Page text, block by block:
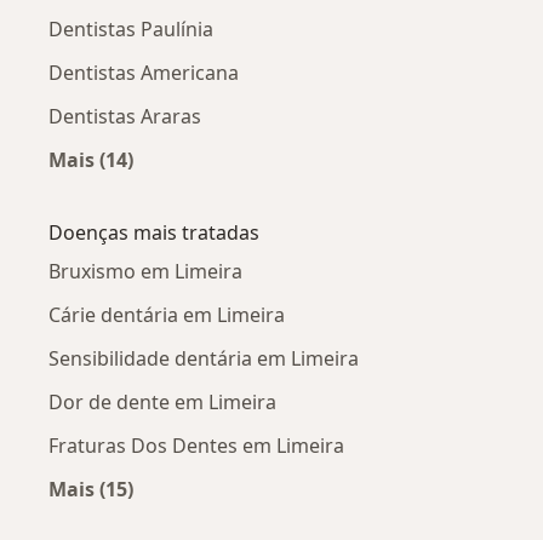
Dentistas Paulínia
Dentistas Americana
Dentistas Araras
Mais (14)
Doenças mais tratadas
Bruxismo em Limeira
Cárie dentária em Limeira
Sensibilidade dentária em Limeira
Dor de dente em Limeira
Fraturas Dos Dentes em Limeira
Mais (15)